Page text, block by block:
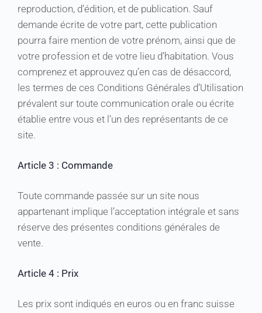
reproduction, d’édition, et de publication. Sauf
demande écrite de votre part, cette publication
pourra faire mention de votre prénom, ainsi que de
votre profession et de votre lieu d’habitation. Vous
comprenez et approuvez qu’en cas de désaccord,
les termes de ces Conditions Générales d’Utilisation
prévalent sur toute communication orale ou écrite
établie entre vous et l’un des représentants de ce
site.
Article 3 : Commande
Toute commande passée sur un site nous
appartenant implique l’acceptation intégrale et sans
réserve des présentes conditions générales de
vente.
Article 4 : Prix
Les prix sont indiqués en euros ou en franc suisse